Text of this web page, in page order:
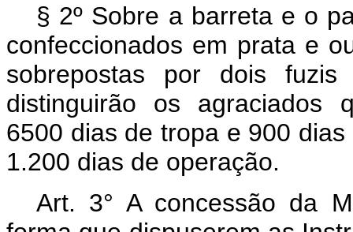
§ 2º Sobre a barreta e o
confeccionados em prata e
sobrepostas por dois
distinguirão os agraciados
6500 dias de tropa e 900
1.200 dias de operação.
Art. 3° A concessão da